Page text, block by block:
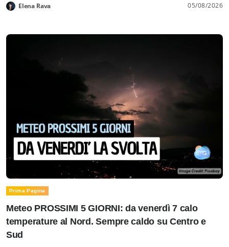
Elena Rava 05/08/2026
Prima Pagina
Meteo PROSSIMI 5 GIORNI: da venerdì 7 calo
temperature al Nord. Sempre caldo su Centro e
Sud